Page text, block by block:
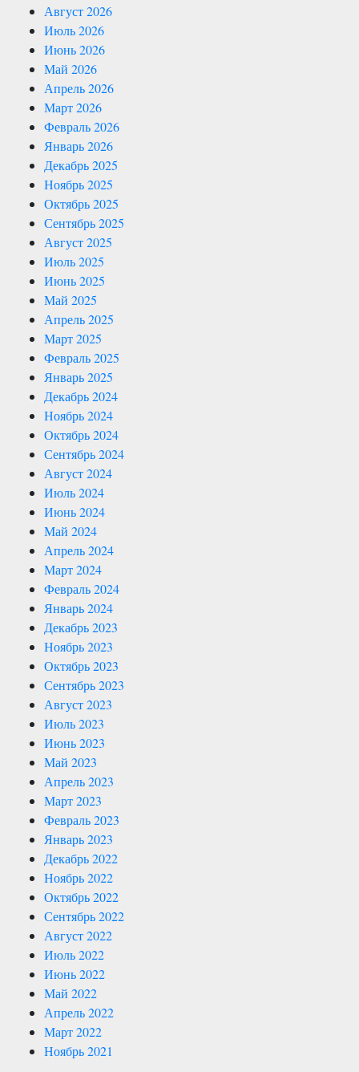
Август 2026
Июль 2026
Июнь 2026
Май 2026
Апрель 2026
Март 2026
Февраль 2026
Январь 2026
Декабрь 2025
Ноябрь 2025
Октябрь 2025
Сентябрь 2025
Август 2025
Июль 2025
Июнь 2025
Май 2025
Апрель 2025
Март 2025
Февраль 2025
Январь 2025
Декабрь 2024
Ноябрь 2024
Октябрь 2024
Сентябрь 2024
Август 2024
Июль 2024
Июнь 2024
Май 2024
Апрель 2024
Март 2024
Февраль 2024
Январь 2024
Декабрь 2023
Ноябрь 2023
Октябрь 2023
Сентябрь 2023
Август 2023
Июль 2023
Июнь 2023
Май 2023
Апрель 2023
Март 2023
Февраль 2023
Январь 2023
Декабрь 2022
Ноябрь 2022
Октябрь 2022
Сентябрь 2022
Август 2022
Июль 2022
Июнь 2022
Май 2022
Апрель 2022
Март 2022
Ноябрь 2021